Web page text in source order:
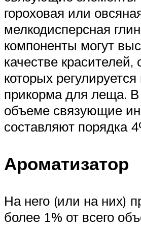
гороховая или
мелкодисперсная
компоненты могут
качестве
которых регулируется
прикорма для леща.
объеме связующие
составляют порядка
Ароматизатор
На него (или на них)
более 1% от всего